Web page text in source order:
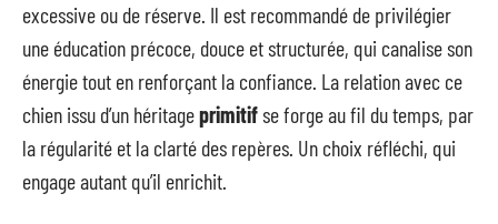
excessive ou de réserve. Il est recommandé de privilégier
une éducation précoce, douce et structurée, qui canalise son
énergie tout en renforçant la confiance. La relation avec ce
chien issu d’un héritageprimitifse forge au fil du temps, par
la régularité et la clarté des repères. Un choix réfléchi, qui
engage autant qu’il enrichit.